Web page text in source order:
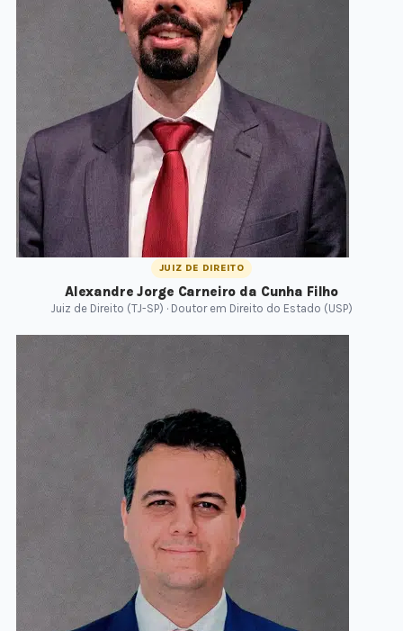
JUIZ DE DIREITO
Alexandre Jorge Carneiro da Cunha Filho
Juiz de Direito (TJ-SP) · Doutor em Direito do Estado (USP)